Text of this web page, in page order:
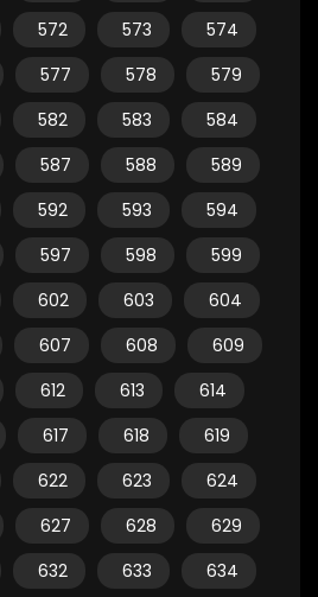
572 573
574
577 578
579
582 583
584
587 588
589
592 593
594
597 598
599
602 603
604
607 608
609
612 613
614
617 618
619
622 623
624
627 628
629
632 633
634